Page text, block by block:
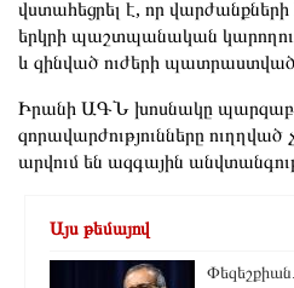
վստահեցրել է, որ
երկրի պաշտպանական
և զինված ուժերի
Իրանի ԱԳՆ խոսնակը
զորավարժությունները ուղղված
արվում են ազգային
Այս թեմայով